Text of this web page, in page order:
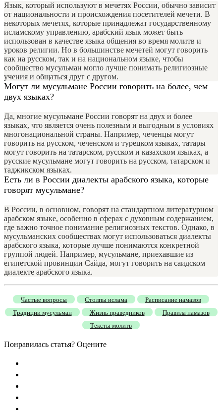
Язык, который используют в мечетях России, обычно зависит
от национальности и происхождения посетителей мечети. В
некоторых мечетях, которые принадлежат государственному
исламскому управлению, арабский язык может быть
использован в качестве языка общения во время молитв и
уроков религии. Но в большинстве мечетей могут говорить
как на русском, так и на национальном языке, чтобы
сообщество мусульман могло лучше понимать религиозные
учения и общаться друг с другом.
Могут ли мусульмане России говорить на более, чем
двух языках?
Да, многие мусульмане России говорят на двух и более
языках, что является очень полезным и выгодным в условиях
многонациональной страны. Например, чеченцы могут
говорить на русском, чеченском и турецком языках, татары
могут говорить на татарском, русском и казахском языках, а
русские мусульмане могут говорить на русском, татарском и
таджикском языках.
Есть ли в России диалекты арабского языка, которые
говорят мусульмане?
В России, в основном, говорят на стандартном литературном
арабском языке, особенно в сферах с духовным содержанием,
где важно точное понимание религиозных текстов. Однако, в
мусульманских сообществах могут использоваться диалекты
арабского языка, которые лучше понимаются конкретной
группой людей. Например, мусульмане, приехавшие из
египетской провинции Сайда, могут говорить на саидском
диалекте арабского языка.
Частые вопросы Столпы ислама
Расписание намазов
Традиции мусульман
Жизнь праведников
Правила намазов
Тексты молитв
Понравилась статья? Оцените